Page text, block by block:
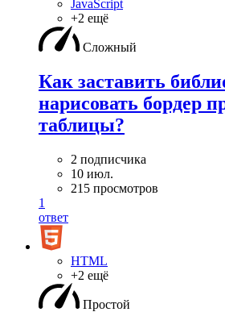
JavaScript
+2 ещё
Сложный
Как заставить
нарисовать бордер
таблицы?
2 подписчика
10 июл.
215 просмотров
1
ответ
HTML
+2 ещё
Простой